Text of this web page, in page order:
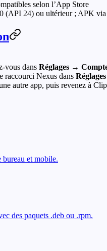
selon l’App Store
(API 24) ou ultérieur ; APK via
vous dans Réglages →
raccourci Nexus dans
autre app, puis revenez à
et mobile.
des paquets .deb ou .rpm.